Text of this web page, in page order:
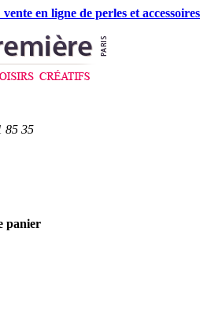
en ligne de perles et accessoires
85 35
panier